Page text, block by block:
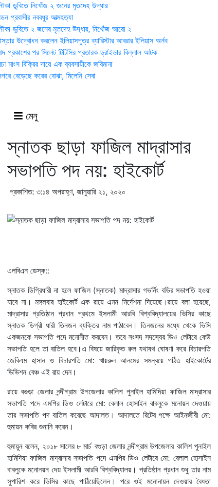
ডুবিতে নিখোঁজ ২ জনের মৃতদেহ উদ্ধার
প্রবাসীর নববধুর আত্মহত্যা
ডুবিতে ২ জনের মৃতদেহ উদ্ধার, নিখোঁজ আরো ২
উদ্বোধন করলেন ইলিয়াসপুত্র ব্যারিস্টার আবরার ইলিয়াস অর্নব
প্রকাশের পর সিলেট টিটিসির প্রতারক ড্রাইভার বিল্লাল আটক
মাংস বিক্রির দায়ে এক ব্যবসায়ীকে জরিমানা
বেড়েছে করের বোঝা, মিলেনি সেবা
মেনু
স্নাতক ছাড়া ফাজিল মাদ্রাসার
সভাপতি পদ নয়: হাইকোর্ট
প্রকাশিত: ৩:১৪ অপরাহ্ণ, জানুয়ারি ২১, ২০২০
এলবিএন ডেস্ক::
স্নাতক ডিগ্রিধারী না হলে ফাজিল (স্নাতক) মাদ্রাসার গভর্নিং বডির সভাপতি হওয়া
যাবে না। মঙ্গলবার হাইকোর্ট এক রায়ে এমন নির্দেশনা দিয়েছে।রায়ে বলা হয়েছে,
মাদ্রাসার প্রতিষ্ঠান প্রধান প্রথমে ইসলামী আরবি বিশ্ববিদ্যালয়ের ভিসির কাছে
স্নাতক ডিগ্রী ধারী তিনজন ব্যক্তির নাম পাঠাবেন। তিনজনের মধ্যে থেকে ভিসি
একজনকে সভাপতি পদে মনোনীত করবেন। তবে সংসদ সদস্যের ডিও লেটারে কেউ
সভাপতি হলে তা বাতিল হবে।এ বিষয়ে জারিকৃত রুল যথাযথ ঘোষণা করে বিচারপতি
জেবিএম হাসান ও বিচারপতি মো: খায়রুল আলমের সমন্বয়ে গঠিত হাইকোর্টের
ডিভিশন বেঞ্চ এই রায় দেন।
রায়ে বগুড়া জেলার নন্দীগ্রাম উপজেলার কালিশ পুনাইল হামিদিয়া ফাজিল মাদ্রাসার
সভাপতি পদে এমপির ডিও লেটারে মো: বেলাল হোসাইন বাবলুকে মনোয়ন দেওয়ায়
তার সভাপতি পদ বাতিল করেছে আদালত। আদালতে রিটের পক্ষে আইনজীবী মো:
হুমায়ন কবির শুনানি করেন।
হুমায়ুন বলেন, ২০১৮ সালের ৮ মার্চ বগুড়া জেলার নন্দীগ্রাম উপজেলার কালিশ পুনাইল
হামিদিয়া ফাজিল মাদ্রাসার সভাপতি পদে এমপির ডিও লেটারে মো: বেলাল হোসাইন
বাবলুকে মনোনয়ন দেয় ইসলামী আরবি বিশ্ববিদ্যালয়। প্রতিষ্ঠান প্রধান শুধু তার নাম
সুপারিশ করে ভিসির কাছে পাঠিয়েছিলেন। পরে ওই মনোনায়ন দেওয়ার বৈধতা